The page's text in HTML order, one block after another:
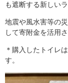
も遮断する新しい
地震や風水害等の
して寄附金を活用
＊購入したトイレ
す。